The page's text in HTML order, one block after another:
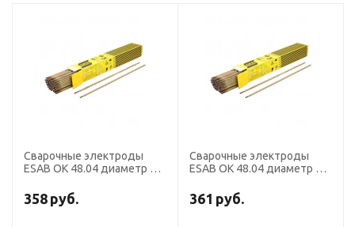
Сварочные электроды
ESAB OK 48.04 диаметр 4,0
358 руб.
Сварочные электроды
ESAB OK 48.04 диаметр 5,0
361 руб.